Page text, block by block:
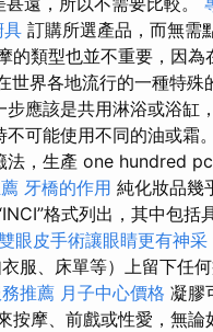
具 訂購所選產品，而無需
的類型也並不重要，因為
界各地流行的一種特殊
應該是共用淋浴或浴缸
可能使用不同的油或霜
法，生產 one hundred pc
牙橋的作用 純化妝品幾
格式列出，其中包括
眼皮手術讓眼睛更有神采
服、床單等）上留下任何
推薦 月子中心價格 凝膠
按摩、前戲或性愛，無論